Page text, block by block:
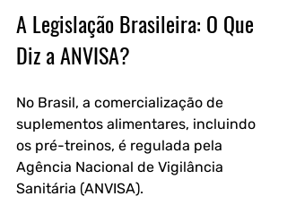
A Legislação Brasileira: O Que
Diz a ANVISA?
No Brasil, a comercialização de
suplementos alimentares, incluindo
os pré-treinos, é regulada pela
Agência Nacional de Vigilância
Sanitária (ANVISA).